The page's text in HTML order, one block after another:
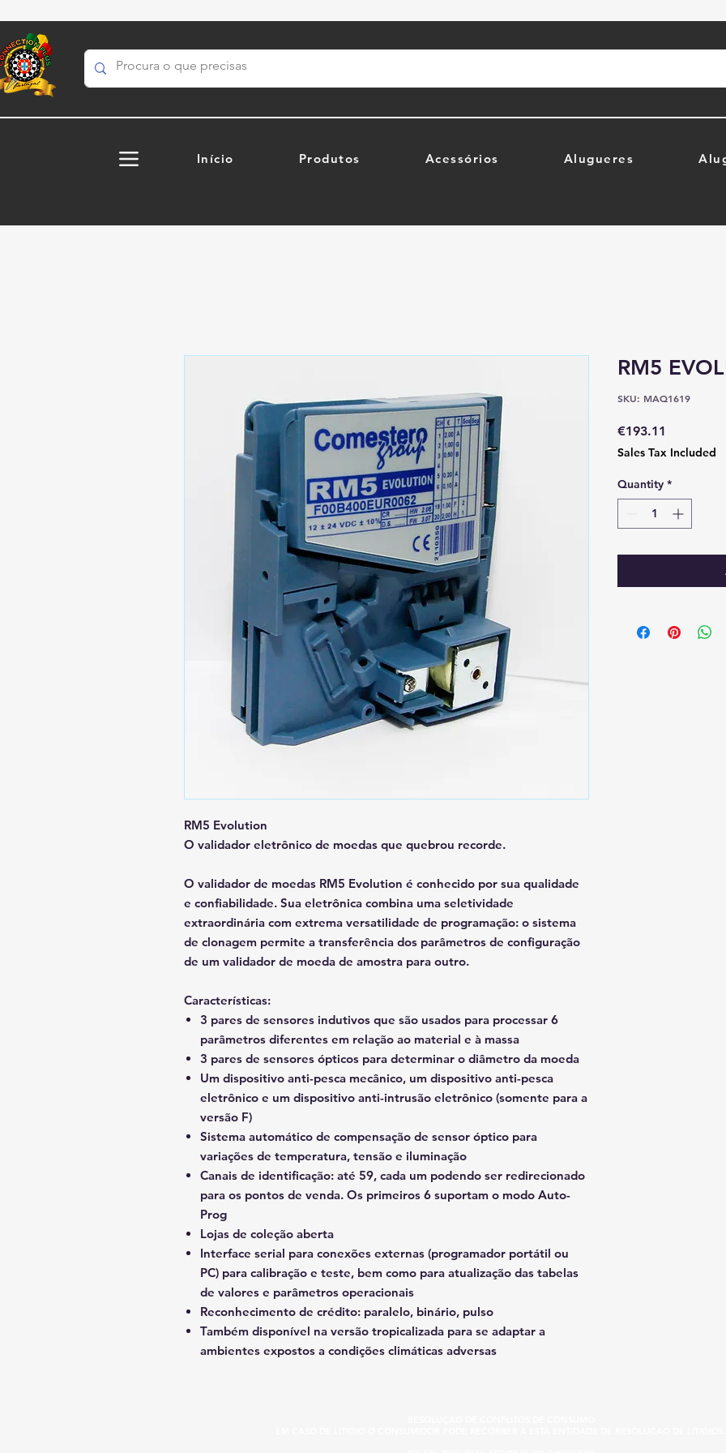
Início Produtos Acessórios Alugueres
RM5 Evolution
O validador eletrônico de moedas que quebrou recorde.
O validador de moedas RM5 Evolution é conhecido por sua qualidade
e confiabilidade. Sua eletrônica combina uma seletividade
extraordinária com extrema versatilidade de programação: o sistema
de clonagem permite a transferência dos parâmetros de configuração
de um validador de moeda de amostra para outro.
Características:
3 pares de sensores indutivos que são usados ​​para processar 6
parâmetros diferentes em relação ao material e à massa
3 pares de sensores ópticos para determinar o diâmetro da moeda
Um dispositivo anti-pesca mecânico, um dispositivo anti-pesca
eletrônico e um dispositivo anti-intrusão eletrônico (somente para a
versão F)
Sistema automático de compensação de sensor óptico para
variações de temperatura, tensão e iluminação
Canais de identificação: até 59, cada um podendo ser redirecionado
para os pontos de venda. Os primeiros 6 suportam o modo Auto-
Prog
Lojas de coleção aberta
Interface serial para conexões externas (programador portátil ou
PC) para calibração e teste, bem como para atualização das tabelas
de valores e parâmetros operacionais
Reconhecimento de crédito: paralelo, binário, pulso
Também disponível na versão tropicalizada para se adaptar a
ambientes expostos a condições climáticas adversas
RM5
SKU: MAQ1619
€193.11
Sales Tax Included
Quantity *